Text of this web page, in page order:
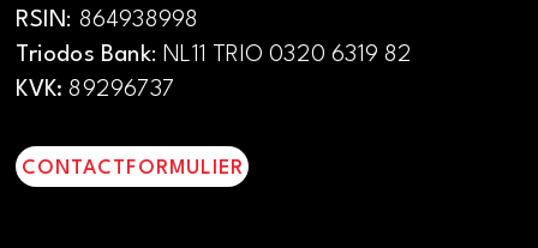
RSIN: 864938998
Triodos Bank: NL11 TRIO 0320 6319 82
KVK: 89296737
CONTACTFORMULIER